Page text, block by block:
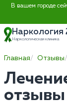
В вашем городе
Наркология
Наркологическая клиника
Главная Отзывы
отзывы